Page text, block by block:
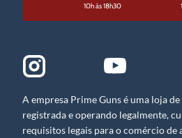
10h às 18h30
A empresa Prime Guns é uma loja
registrada e operando legalmente,
requisitos legais para o comércio de